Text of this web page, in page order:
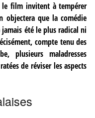
le film invitent à tempérer
objectera que la comédie
été le plus radical ni
compte tenu des
plusieurs maladresses
de réviser les aspects